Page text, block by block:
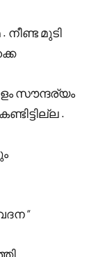
മുടി
സൗന്ദര്യം
.
“